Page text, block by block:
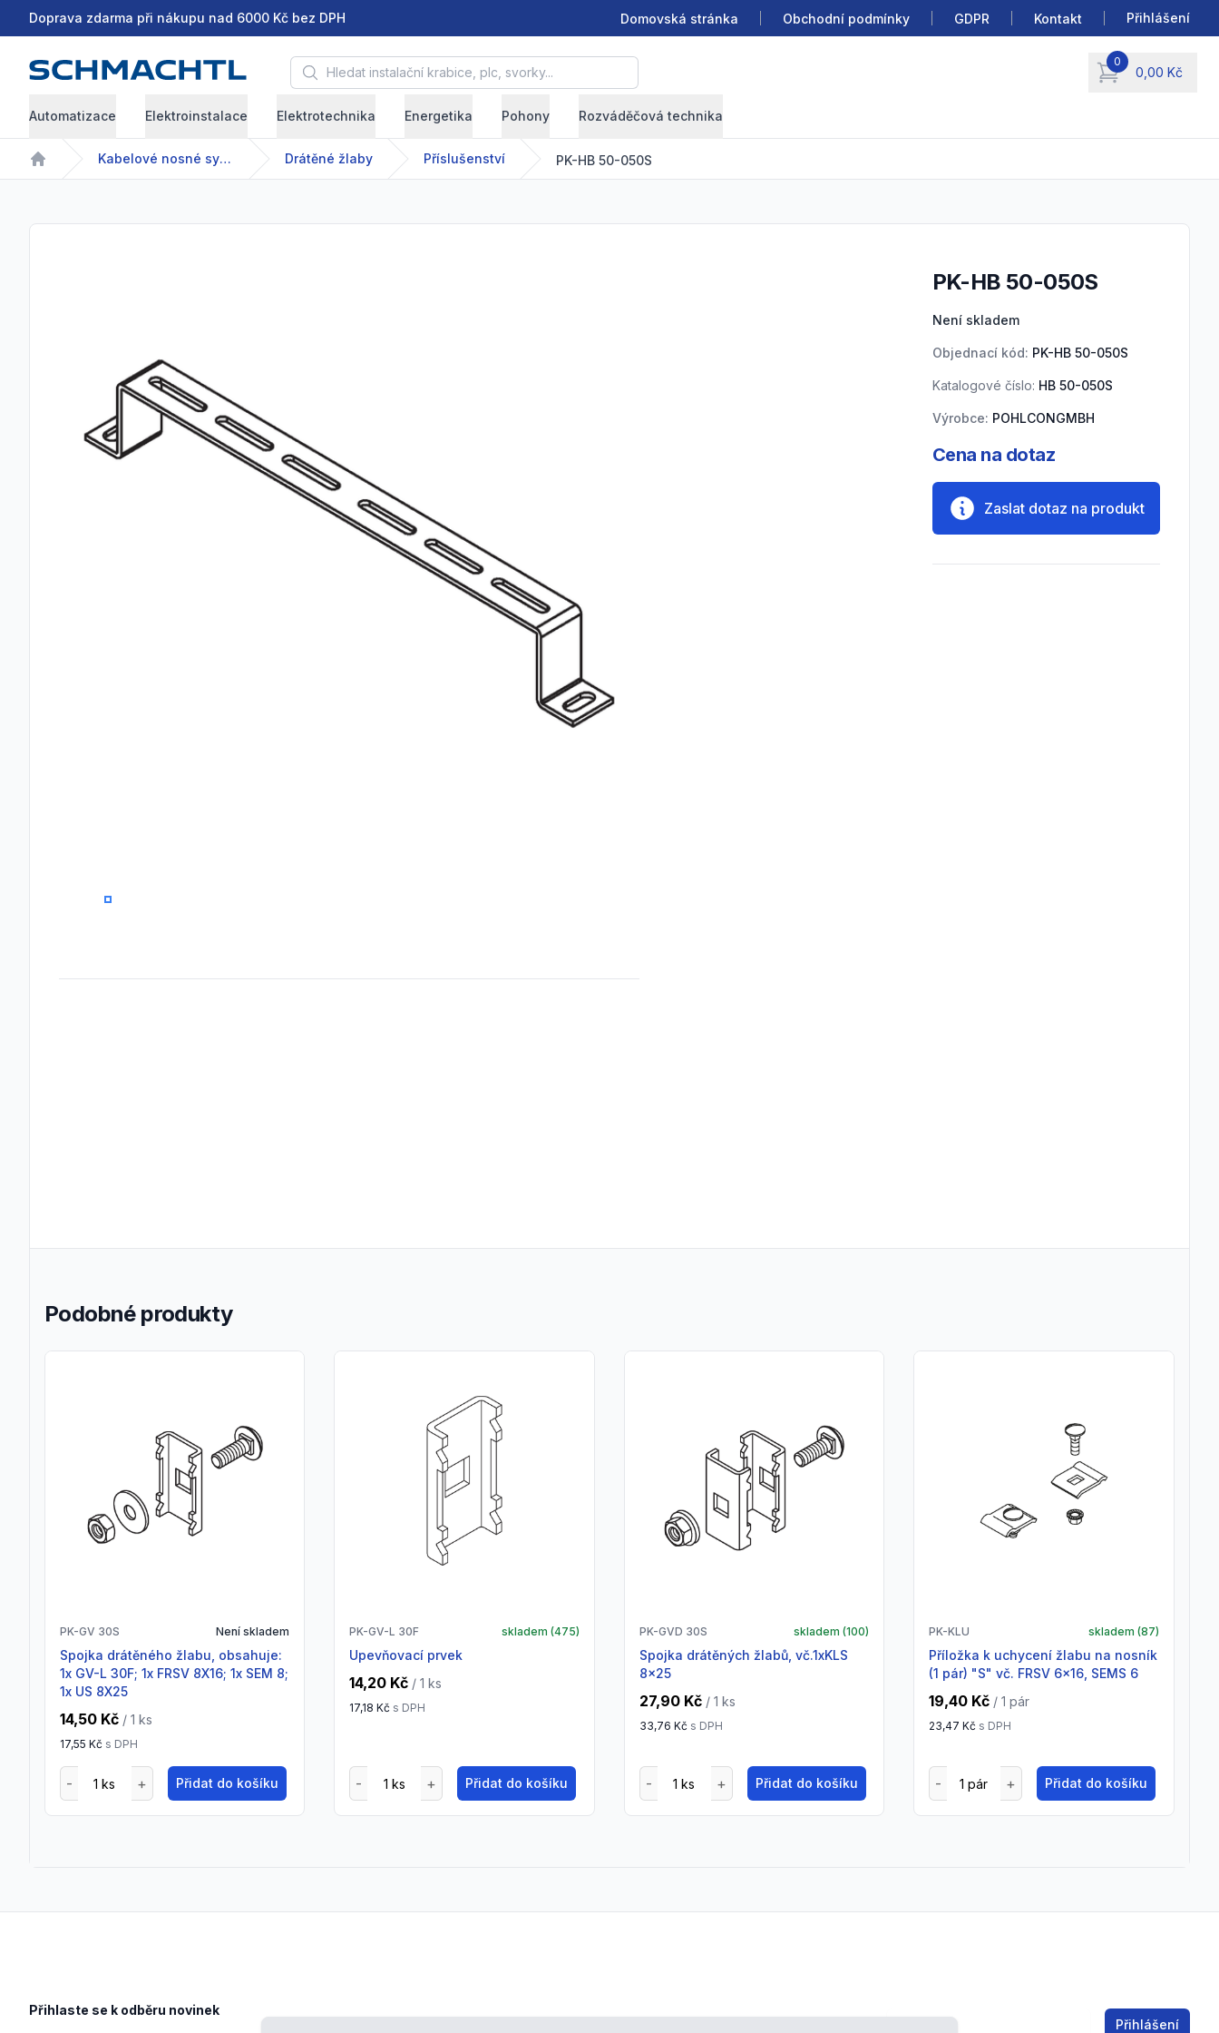
Doprava zdarma při nákupu nad 6000 Kč bez DPH Domovská stránka Obchodní podmínky GDPR Kontakt Přihlášení
Hledat instalační krabice, plc, svorky... 0
0,00 Kč
items in cart, view
Automatizace Elektroinstalace Elektrotechnika Energetika Pohony Rozváděčová technika
Home
Kabelové nosné systémy Drátěné žlaby Příslušenství PK-HB 50-050S
0
PK-HB 50-050S
Není skladem
Objednací kód: PK-HB 50-050S
Katalogové číslo: HB 50-050S
Výrobce: POHLCONGMBH
Cena na dotaz
Zaslat dotaz na produkt
Podobné produkty
PK-GV 30S Není skladem
spojka drátěného žlabu, obsahuje:
1x GV-L 30F; 1x FRSV 8X16; 1x SEM 8;
1x US 8X25
14,50 Kč / 1 ks
17,55 Kč s DPH
Přidat do košíku
PK-GV-L 30F skladem (475)
upevňovací prvek
14,20 Kč / 1 ks
17,18 Kč s DPH
Přidat do košíku
PK-GVD 30S skladem (100)
spojka drátěných žlabů, vč.1xKLS
8x25
27,90 Kč / 1 ks
33,76 Kč s DPH
Přidat do košíku
PK-KLU skladem (87)
Příložka k uchycení žlabu na nosník
(1 pár) "S" vč. FRSV 6x16, SEMS 6
19,40 Kč / 1pár
23,47 Kč s DPH
Přidat do košíku
Přihlaste se k odběru novinek
Email address Přihlášení